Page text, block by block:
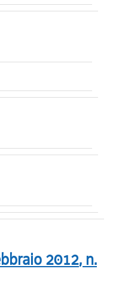
2012, n.